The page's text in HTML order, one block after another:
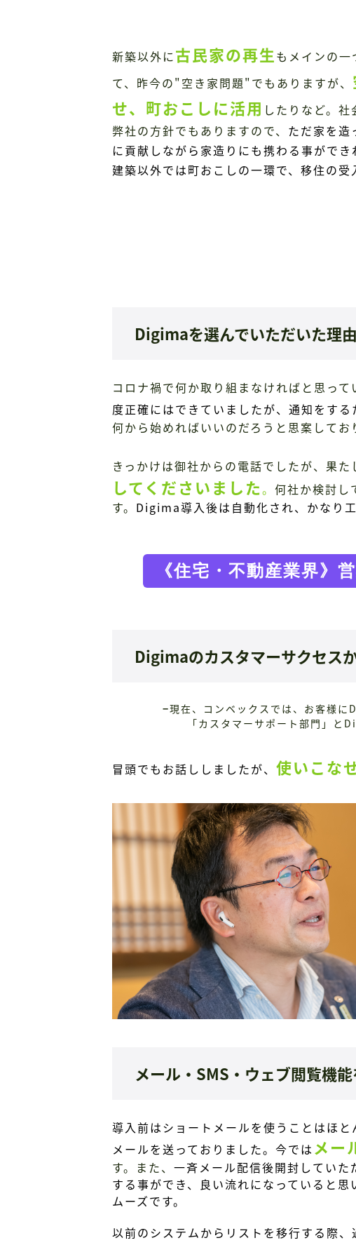
新築以外に古民家の再生 もメインの一
て、昨今の"空き家問題"でもありますが、
せ、町おこしに活用 したりなど。
弊社の方針でもありますので、 ただ家を造
に貢献しながら家造りにも携わる事ができ
建築以外では町おこしの一環で、移住の受
Digimaを選んでいただいた理
コロナ禍で何か取り組まなければと思っ
度正確にはできていましたが、通知をす
何から始めればいいのだろうと思案してお
きっかけは御社からの電話でしたが、果
してくださいました。 何社か検討し
す。 Digima導入後は自動化され、かなり
《住宅・不動産業界》
Digimaのカスタマーサクセス
−現在、コンベックスでは、お客様
「カスタマーサポート部門」と
冒頭でもお話ししましたが、 使いこな
メール・SMS・ウェブ閲覧機
導入前はショートメールを使うことはほ
メールを送っておりました。今では メー
す。また、 一斉メール配信後開封していた
する事ができ、良い流れになっていると思
ムーズです。
以前のシステムからリストを移行する際